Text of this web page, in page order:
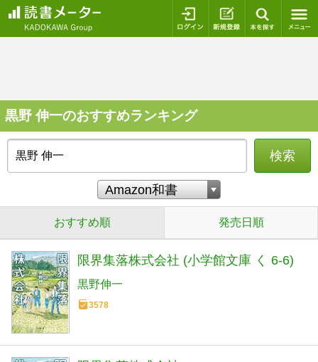
ログイン 新規登録
黒野 伸一のおすすめランキング
検索
おすすめ順 発売日順
限界集落株式会社 (小学館文庫 く 6-6)
黒野伸一
3578